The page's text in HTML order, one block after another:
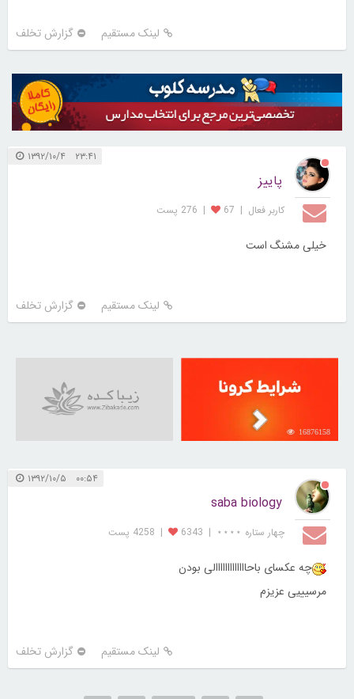
لینک مستقیم گزارش تخلف
۲۳:۴۱ ۱۳۹۲/۱۰/۴
پاییز
کاربر فعال |
67
| 276 پست
خیلی مشنگ است
لینک مستقیم گزارش تخلف
16876158
۰۰:۵۴ ۱۳۹۲/۱۰/۵
saba biology
چهار ستاره ⋆⋆⋆⋆ |
6343
| 4258 پست
چه عکسای باحااااااااااااالی بودن
مرسیییی عزیزم
لینک مستقیم گزارش تخلف